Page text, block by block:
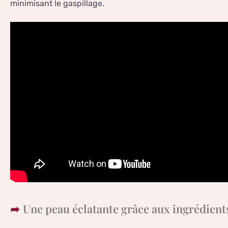
minimisant le gaspillage.
Une peau éclatante grâce aux